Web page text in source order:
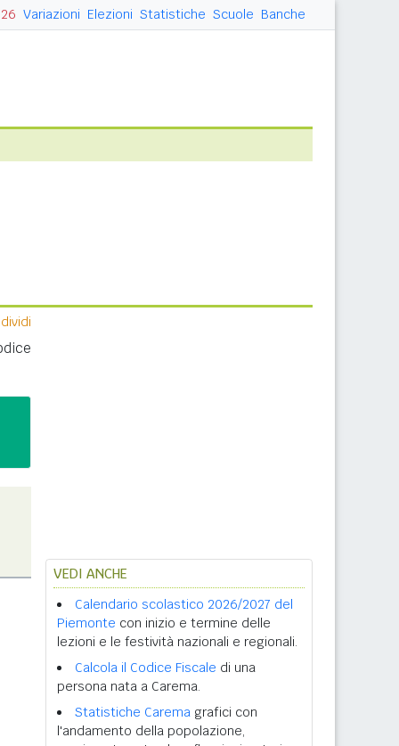
Variazioni Elezioni Statistiche Scuole Banche
VEDI ANCHE
Calendario scolastico 2026/2027 del
Piemonte con inizio e termine delle
lezioni e le festività nazionali e regionali.
Calcola il Codice Fiscale di una
persona nata a Carema.
Statistiche Carema grafici con
l'andamento della popolazione,